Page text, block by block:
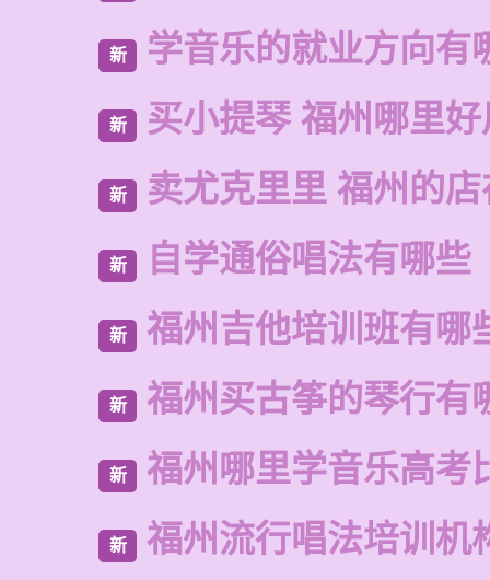
新 学音乐的就业方向有
新 买小提琴 福州哪里好
新 卖尤克里里 福州的
新 自学通俗唱法有哪些
新 福州吉他培训班有哪
新 福州买古筝的琴行有
新 福州哪里学音乐高考
新 福州流行唱法培训机